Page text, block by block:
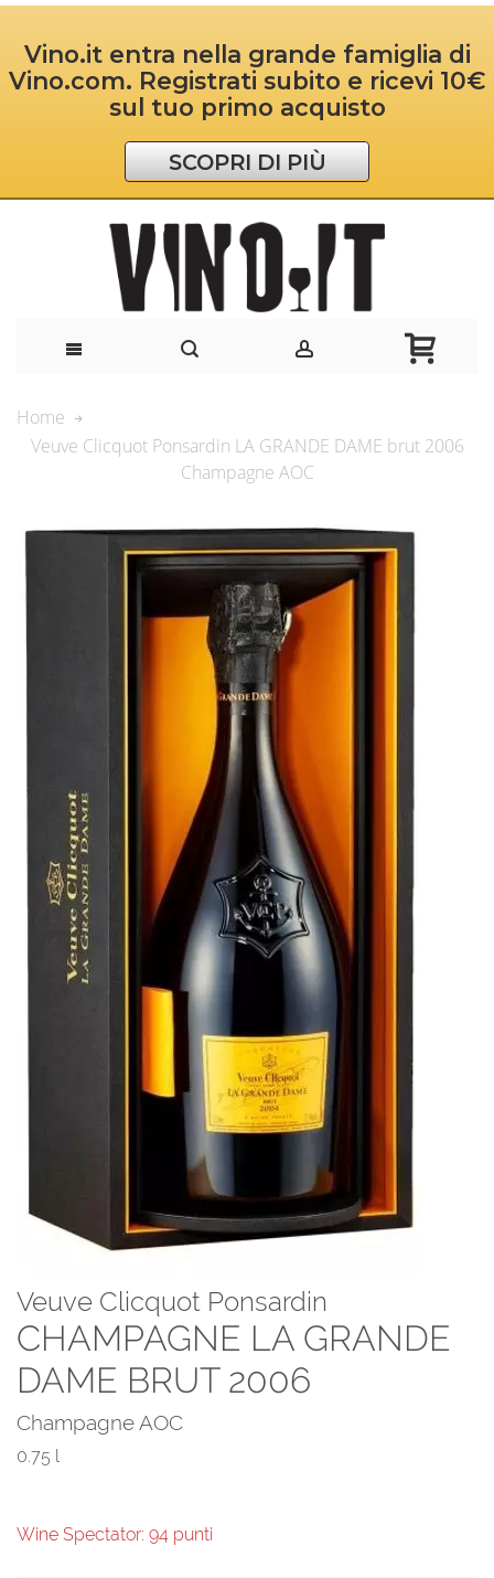
Vino.it entra nella grande famiglia di
Vino.com. Registrati subito e ricevi 10€
sul tuo primo acquisto
SCOPRI DI PIÙ
Home
Veuve Clicquot Ponsardin LA GRANDE DAME brut 2006
Champagne AOC
Veuve Clicquot Ponsardin
CHAMPAGNE LA GRANDE
DAME BRUT 2006
Champagne AOC
0.75 l
Wine Spectator: 94 punti